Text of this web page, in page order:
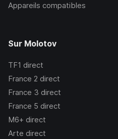
Appareils compatibles
Sur Molotov
TF1 direct
France 2 direct
France 3 direct
France 5 direct
M6+ direct
Arte direct